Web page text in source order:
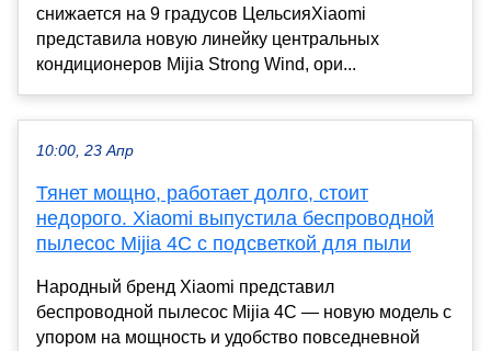
снижается на 9 градусов ЦельсияXiaomi
представила новую линейку центральных
кондиционеров Mijia Strong Wind, ори...
10:00, 23 Апр
Тянет мощно, работает долго, стоит
недорого. Xiaomi выпустила беспроводной
пылесос Mijia 4C с подсветкой для пыли
Народный бренд Xiaomi представил
беспроводной пылесос Mijia 4C — новую модель с
упором на мощность и удобство повседневной